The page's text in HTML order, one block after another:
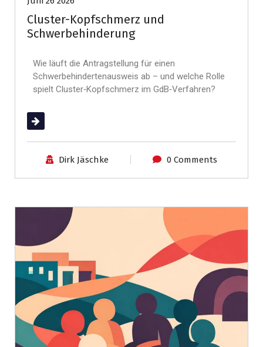
Cluster-Kopfschmerz und
Schwerbehinderung
Wie läuft die Antragstellung für einen
Schwerbehindertenausweis ab – und welche Rolle
spielt Cluster‑Kopfschmerz im GdB‑Verfahren?
(mehr …)
Dirk Jäschke 0 Comments